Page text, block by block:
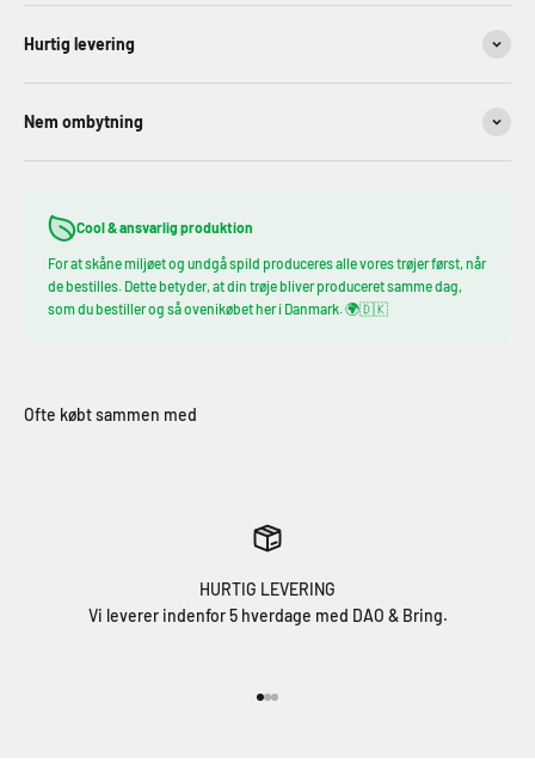
Hurtig levering
Nem ombytning
Cool & ansvarlig produktion
For at skåne miljøet og undgå spild produceres alle vores trøjer først, når
de bestilles. Dette betyder, at din trøje bliver produceret samme dag,
som du bestiller og så ovenikøbet her i Danmark. 🌍🇩🇰
HURTIG LEVERING
Vi leverer indenfor 5 hverdage med DAO & Bring.